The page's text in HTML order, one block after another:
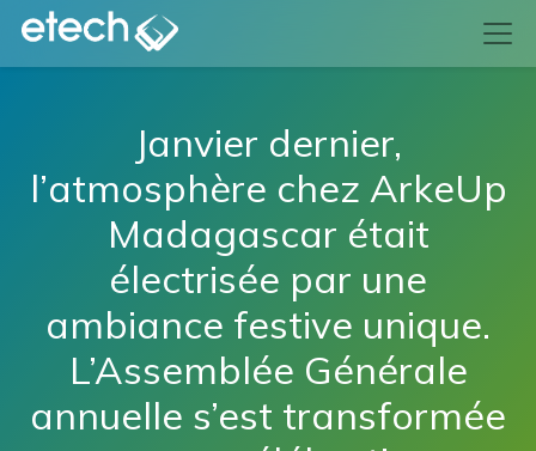
Janvier dernier,
l’atmosphère chez ArkeUp
Madagascar était
électrisée par une
ambiance festive unique.
L’Assemblée Générale
annuelle s’est transformée